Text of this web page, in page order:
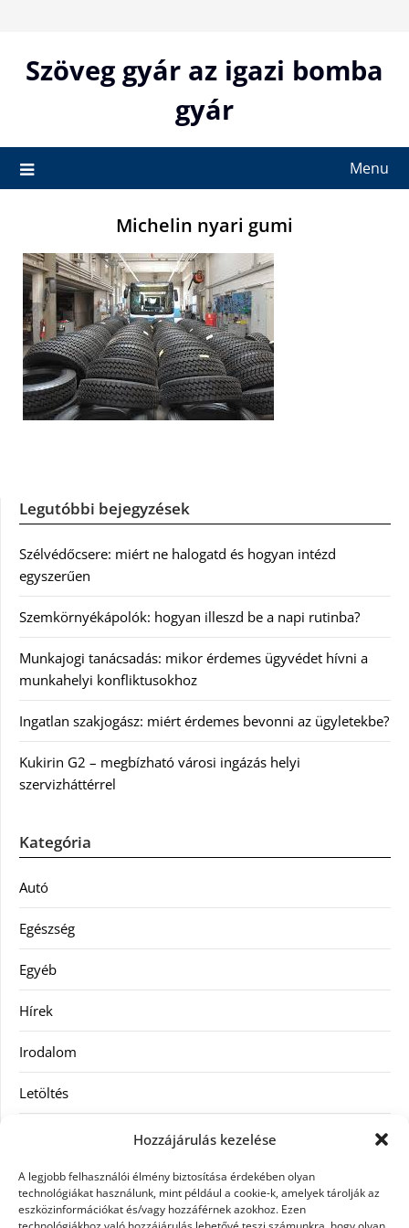
Hozzájárulás kezelése
A legjobb felhasználói élmény biztosítása érdekében olyan
technológiákat használunk, mint például a cookie-k, amelyek tárolják az
eszközinformációkat és/vagy hozzáférnek azokhoz. Ezen
contentSzöveg gyár az igazi bomba
gyár
Menu
Michelin nyari gumi
Legutóbbi bejegyzések
Szélvédőcsere: miért ne halogatd és hogyan intézd
egyszerűen
Szemkörnyékápolók: hogyan illeszd be a napi rutinba?
Munkajogi tanácsadás: mikor érdemes ügyvédet hívni a
munkahelyi konfliktusokhoz
Ingatlan szakjogász: miért érdemes bevonni az ügyletekbe?
Kukirin G2 – megbízható városi ingázás helyi
szervizháttérrel
Kategória
Autó
Egészség
Egyéb
Hírek
Irodalom
Letöltés
SEO
Szolgáltatás